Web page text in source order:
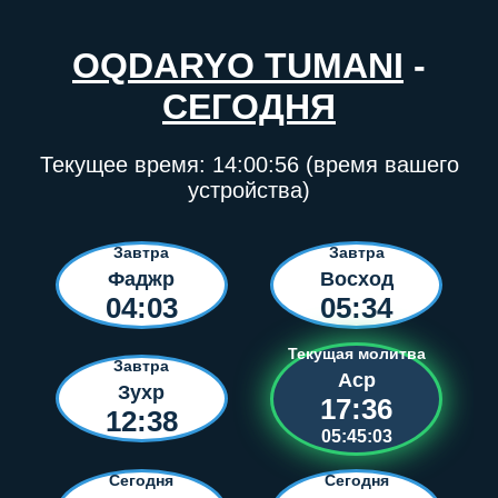
OQDARYO TUMANI -
СЕГОДНЯ
Текущее время: 14:00:56(время вашего
устройства)
Завтра
Фаджр
04:03
Завтра
Восход
05:34
Завтра
Зухр
12:38
Текущая молитва
Аср
17:36
05:45:03
Сегодня Сегодня